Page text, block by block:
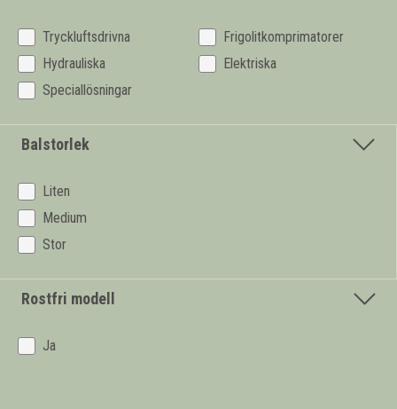
Tryckluftsdrivna
Frigolitkomprimatorer
Hydrauliska
Elektriska
Speciallösningar
Balstorlek
Liten
Medium
Stor
Rostfri modell
Ja